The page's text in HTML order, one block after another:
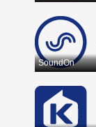
SoundOn